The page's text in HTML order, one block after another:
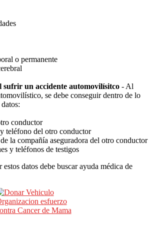
o permanente
sufrir un accidente automovilísitco - Al
se debe conseguir dentro de lo
conductor
teléfono del otro conductor
la compañía aseguradora del otro conductor
y teléfonos de testigos
estos datos debe buscar ayuda médica de